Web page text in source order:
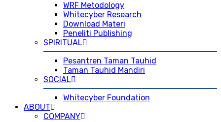
WRF Metodology
Whitecyber Research
Download Materi
Peneliti Publishing
SPIRITUAL
Pesantren Taman Tauhid
Taman Tauhid Mandiri
SOCIAL
Whitecyber Foundation
ABOUT
COMPANY